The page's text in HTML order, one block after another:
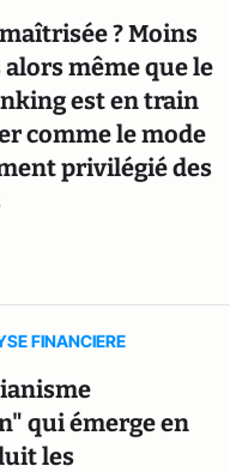
? Moins
même que le
est en train
comme le mode
privilégié des
FINANCIERE
qui émerge en
les